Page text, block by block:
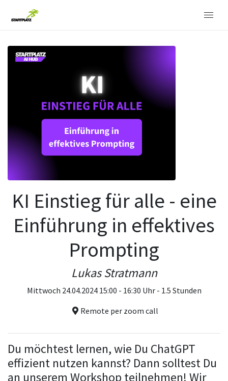
KI Einstieg für alle - eine
Einführung in effektives
Prompting
Lukas Stratmann
Mittwoch 24.04.2024 15:00 - 16:30 Uhr - 1.5 Stunden
Remote per zoom call
Du möchtest lernen, wie Du ChatGPT
effizient nutzen kannst? Dann solltest Du
an unserem Workshop teilnehmen! Wir